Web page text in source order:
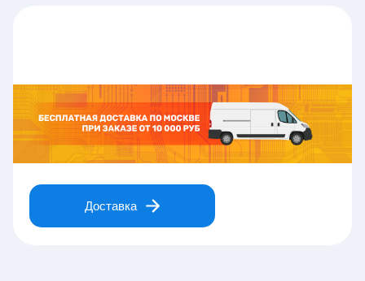
О компании